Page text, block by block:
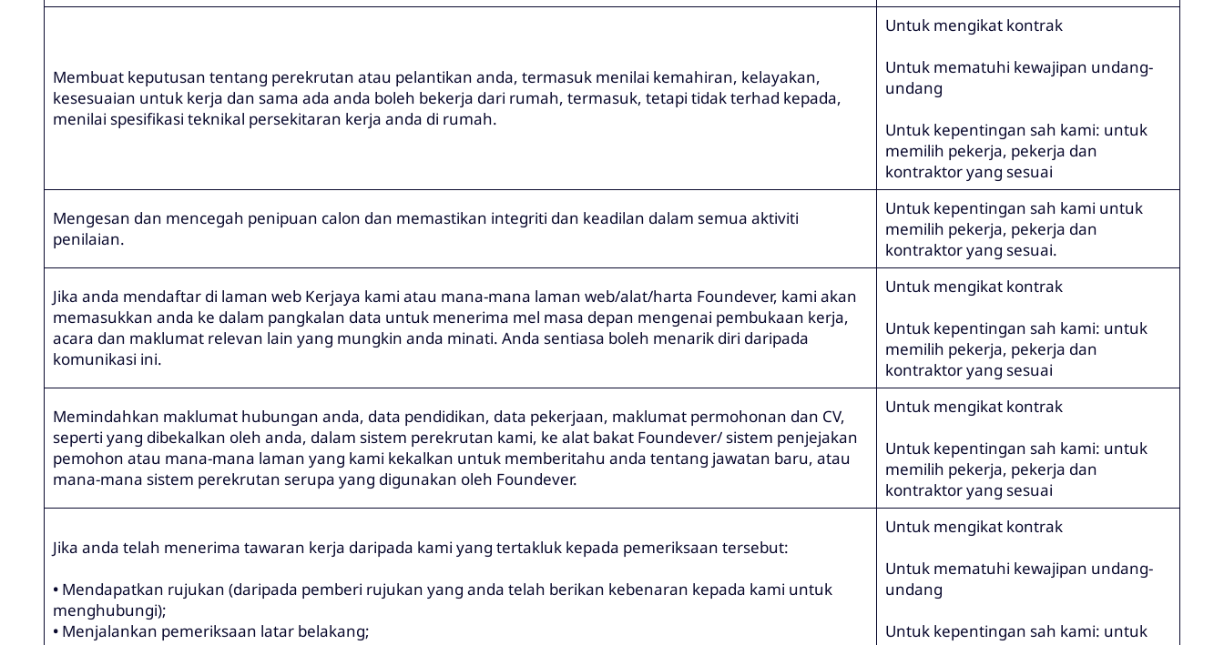
Membuat keputusan tentang perekrutan atau pelantikan anda, termasuk menilai kemahiran, kelayakan,
kesesuaian untuk kerja dan sama ada anda boleh bekerja dari rumah, termasuk, tetapi tidak terhad kepada,
menilai spesifikasi teknikal persekitaran kerja anda di rumah.
Untuk mengikat kontrak
Untuk mematuhi kewajipan undang-
undang
Untuk kepentingan sah kami: untuk
memilih pekerja, pekerja dan
kontraktor yang sesuai
Mengesan dan mencegah penipuan calon dan memastikan integriti dan keadilan dalam semua aktiviti
penilaian.
Untuk kepentingan sah kami untuk
memilih pekerja, pekerja dan
kontraktor yang sesuai.
Jika anda mendaftar di laman web Kerjaya kami atau mana-mana laman web/alat/harta Foundever, kami akan
memasukkan anda ke dalam pangkalan data untuk menerima mel masa depan mengenai pembukaan kerja,
acara dan maklumat relevan lain yang mungkin anda minati. Anda sentiasa boleh menarik diri daripada
komunikasi ini.
Untuk mengikat kontrak
Untuk kepentingan sah kami: untuk
memilih pekerja, pekerja dan
kontraktor yang sesuai
Memindahkan maklumat hubungan anda, data pendidikan, data pekerjaan, maklumat permohonan dan CV,
seperti yang dibekalkan oleh anda, dalam sistem perekrutan kami, ke alat bakat Foundever/ sistem penjejakan
pemohon atau mana-mana laman yang kami kekalkan untuk memberitahu anda tentang jawatan baru, atau
mana-mana sistem perekrutan serupa yang digunakan oleh Foundever.
Untuk mengikat kontrak
Untuk kepentingan sah kami: untuk
memilih pekerja, pekerja dan
kontraktor yang sesuai
Jika anda telah menerima tawaran kerja daripada kami yang tertakluk kepada pemeriksaan tersebut:
•Mendapatkan rujukan (daripada pemberi rujukan yang anda telah berikan kebenaran kepada kami untuk
menghubungi);
•Menjalankan pemeriksaan latar belakang;
Untuk mengikat kontrak
Untuk mematuhi kewajipan undang-
undang
Untuk kepentingan sah kami: untuk